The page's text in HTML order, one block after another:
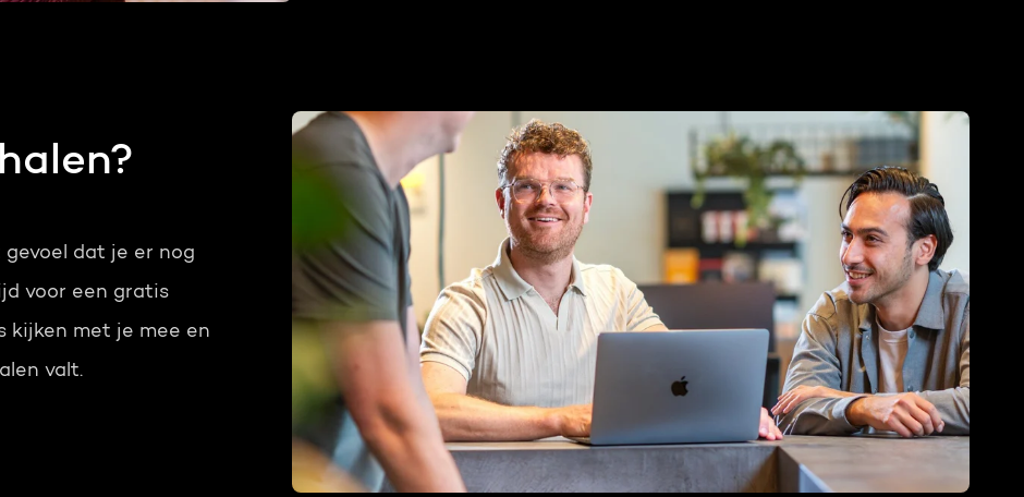
dat je er nog
voor een gratis
kijken met je mee en
valt.